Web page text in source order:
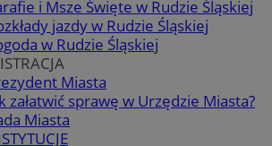
i Msze Święte w Rudzie Śląskiej
jazdy w Rudzie Śląskiej
w Rudzie Śląskiej
Miasta
załatwić sprawę w Urzędzie Miasta?
Miasta